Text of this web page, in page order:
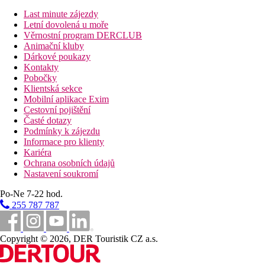
Hotel nabízí ubytování se snídaní, polopenzí nebo plnou penzí
Vzdálenosti
0 m
Vzdálenost k pláži
59 km
Vzdálenost od nejbližšího letiště
Pláž
Lehátka na pláži za poplatek
Slunečníky na pláži za poplatek
Hotel přímo u pláže
Plážová dovolená
Bazény
Lehátka a slunečníky u bazénu zdarma
Dětský bazén
Last minute zájezdy
Letní dovolená u moře
Věrnostní program DERCLUB
Animační kluby
Dárkové poukazy
Kontakty
Pobočky
Klientská sekce
Mobilní aplikace Exim
Cestovní pojištění
Časté dotazy
Podmínky k zájezdu
Informace pro klienty
Kariéra
Ochrana osobních údajů
Nastavení soukromí
Po-Ne 7-22 hod.
255 787 787
Copyright © 2026, DER Touristik CZ a.s.